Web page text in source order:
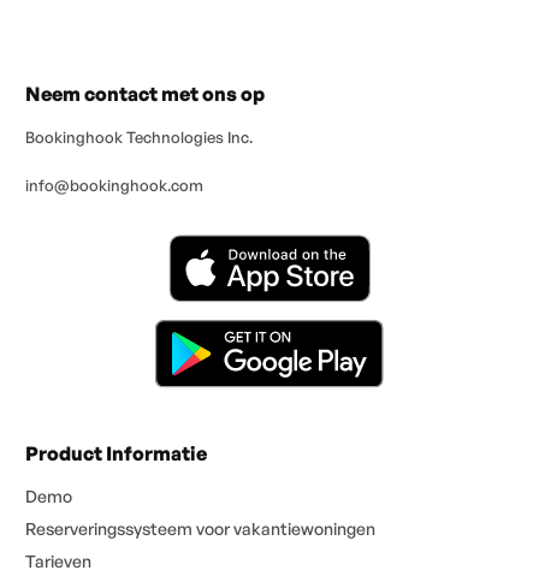
Neem contact met ons op
Bookinghook Technologies Inc.
info@bookinghook.com
Product Informatie
Demo
Reserveringssysteem voor vakantiewoningen
Tarieven